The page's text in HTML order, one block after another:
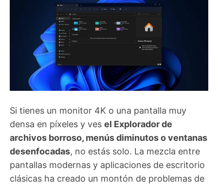
Si tienes un monitor 4K o una pantalla muy
densa en píxeles y ves el Explorador de
archivos borroso, menús diminutos o ventanas
desenfocadas, no estás solo. La mezcla entre
pantallas modernas y aplicaciones de escritorio
clásicas ha creado un montón de problemas de